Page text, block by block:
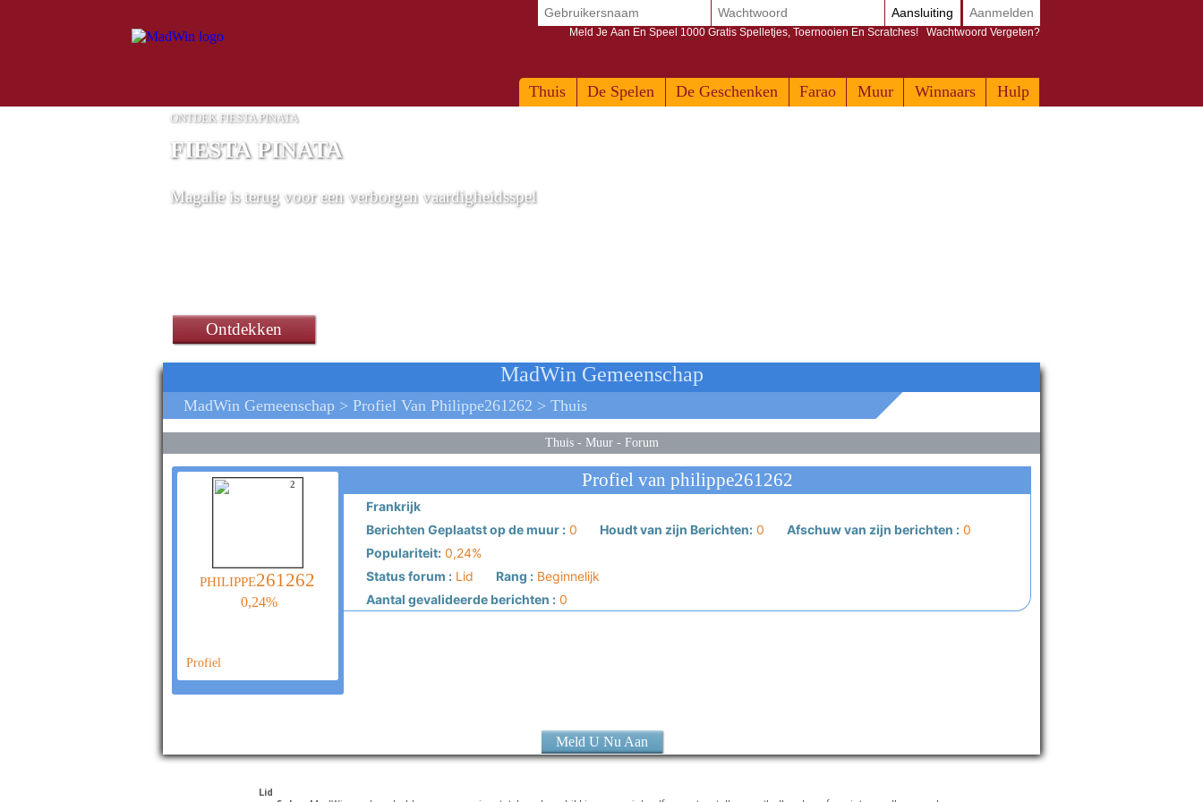
Thuis De Spelen De Geschenken Farao Muur Winnaars Hulp
Aansluiting Aanmelden
Meld Je Aan En Speel 1000 Gratis Spelletjes, Toernooien En Scratches! Wachtwoord Vergeten?
ONTDEK FIESTA PINATA
FIESTA PINATA
Magalie is terug voor een verborgen vaardigheidsspel
Ontdekken
MadWin Gemeenschap
MadWin Gemeenschap > Profiel Van Philippe261262 > Thuis
Thuis- Muur- Forum
2
philippe261262
0,24%
Profiel
Profiel van philippe261262
Frankrijk
Berichten Geplaatst op de muur :0 Houdt van zijn Berichten:0 Afschuw van zijn berichten :0
Populariteit:0,24%
Status forum :Lid Rang :Beginnelijk
Aantal gevalideerde berichten :0
Meld U Nu Aan
Lid